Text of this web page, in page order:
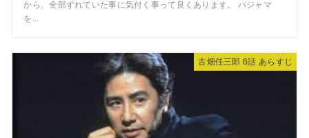
から、全部ずれていた事に気付く事って良くあります。 パジャマ
を...
古畑任三郎 6話 あらすじ